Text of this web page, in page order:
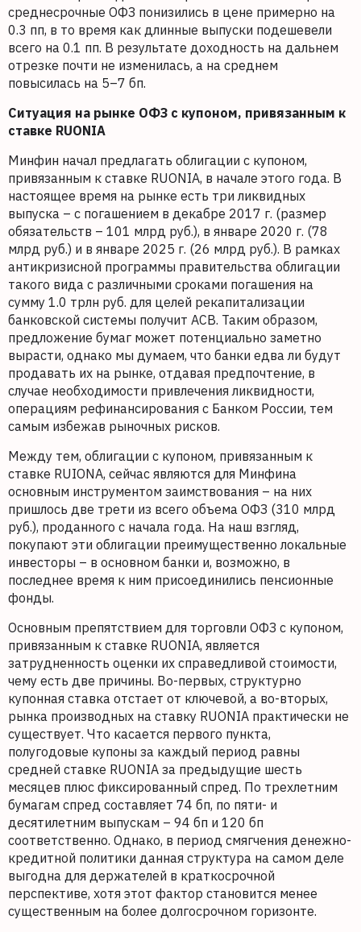
среднесрочные ОФЗ понизились в цене примерно на
0.3 пп, в то время как длинные выпуски подешевели
всего на 0.1 пп. В результате доходность на дальнем
отрезке почти не изменилась, а на среднем
повысилась на 5–7 бп.
Ситуация на рынке ОФЗ с купоном, привязанным к
ставке RUONIA
Минфин начал предлагать облигации с купоном,
привязанным к ставке RUONIA, в начале этого года. В
настоящее время на рынке есть три ликвидных
выпуска – с погашением в декабре 2017 г. (размер
обязательств – 101 млрд руб.), в январе 2020 г. (78
млрд руб.) и в январе 2025 г. (26 млрд руб.). В рамках
антикризисной программы правительства облигации
такого вида с различными сроками погашения на
сумму 1.0 трлн руб. для целей рекапитализации
банковской системы получит АСВ. Таким образом,
предложение бумаг может потенциально заметно
вырасти, однако мы думаем, что банки едва ли будут
продавать их на рынке, отдавая предпочтение, в
случае необходимости привлечения ликвидности,
операциям рефинансирования с Банком России, тем
самым избежав рыночных рисков.
Между тем, облигации с купоном, привязанным к
ставке RUIONA, сейчас являются для Минфина
основным инструментом заимствования – на них
пришлось две трети из всего объема ОФЗ (310 млрд
руб.), проданного с начала года. На наш взгляд,
покупают эти облигации преимущественно локальные
инвесторы – в основном банки и, возможно, в
последнее время к ним присоединились пенсионные
фонды.
Основным препятствием для торговли ОФЗ с купоном,
привязанным к ставке RUONIA, является
затрудненность оценки их справедливой стоимости,
чему есть две причины. Во-первых, структурно
купонная ставка отстает от ключевой, а во-вторых,
рынка производных на ставку RUONIA практически не
существует. Что касается первого пункта,
полугодовые купоны за каждый период равны
средней ставке RUONIA за предыдущие шесть
месяцев плюс фиксированный спред. По трехлетним
бумагам спред составляет 74 бп, по пяти- и
десятилетним выпускам – 94 бп и 120 бп
соответственно. Однако, в период смягчения денежно-
кредитной политики данная структура на самом деле
выгодна для держателей в краткосрочной
перспективе, хотя этот фактор становится менее
существенным на более долгосрочном горизонте.